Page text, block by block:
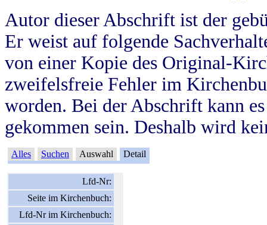
Autor dieser Abschrift ist der
Er weist auf folgende
von einer Kopie des Original-
zweifelsfreie Fehler im
worden. Bei der Abschrift kann
gekommen sein. Deshalb wird
Alles Suchen Auswahl Detail
Lfd-Nr:
Seite im Kirchenbuch:
Lfd-Nr im Kirchenbuch: